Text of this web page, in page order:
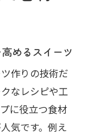
めるスイーツ
作りの技術だ
なレシピや工
に役立つ食材
気です。例え